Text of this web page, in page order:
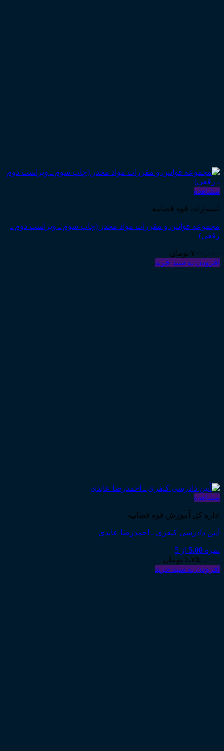
مشاهده
انتشارات قوه قضاییه
مجموعه قوانین و مقررات مواد مخدر (چاپ سوم ـ ویراست دوم ـ
رقعی)
۲۰۰,۰۰۰ تومان
افزودن به سبد خرید
مشاهده
اداره کل آموزش قوه قضاییه
آیین دادرسی کیفری ـ احمدرضا عابدی
نمره 5.00 از 5
۱,۷۵۰,۰۰۰ تومان
افزودن به سبد خرید